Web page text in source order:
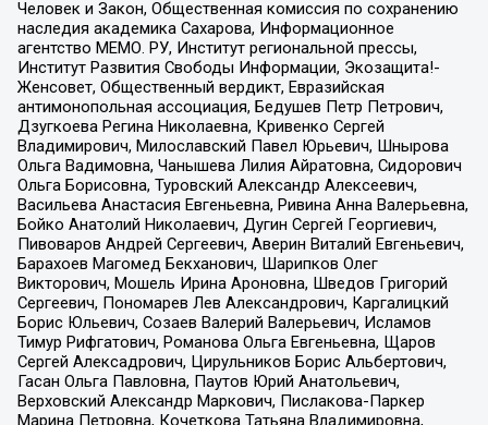
Человек и Закон, Общественная комиссия по сохранению
наследия академика Сахарова, Информационное
агентство МЕМО. РУ, Институт региональной прессы,
Институт Развития Свободы Информации, Экозащита!-
Женсовет, Общественный вердикт, Евразийская
антимонопольная ассоциация, Бедушев Петр Петрович,
Дзугкоева Регина Николаевна, Кривенко Сергей
Владимирович, Милославский Павел Юрьевич, Шнырова
Ольга Вадимовна, Чанышева Лилия Айратовна, Сидорович
Ольга Борисовна, Туровский Александр Алексеевич,
Васильева Анастасия Евгеньевна, Ривина Анна Валерьевна,
Бойко Анатолий Николаевич, Дугин Сергей Георгиевич,
Пивоваров Андрей Сергеевич, Аверин Виталий Евгеньевич,
Барахоев Магомед Бекханович, Шарипков Олег
Викторович, Мошель Ирина Ароновна, Шведов Григорий
Сергеевич, Пономарев Лев Александрович, Каргалицкий
Борис Юльевич, Созаев Валерий Валерьевич, Исламов
Тимур Рифгатович, Романова Ольга Евгеньевна, Щаров
Сергей Алексадрович, Цирульников Борис Альбертович,
Гасан Ольга Павловна, Паутов Юрий Анатольевич,
Верховский Александр Маркович, Пислакова-Паркер